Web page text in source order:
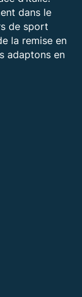
dans le
de sport
la remise en
adaptons en